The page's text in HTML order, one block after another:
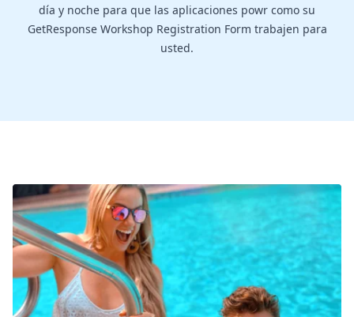
día y noche para que las aplicaciones powr como su
GetResponse Workshop Registration Form trabajen para
usted.